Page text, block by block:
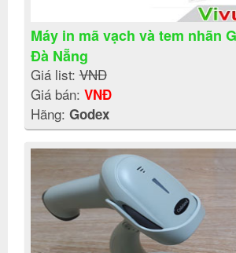
Máy in mã vạch và tem nhãn
Đà Nẵng
Giá list:VNĐ
Giá bán: VNĐ
Hãng: Godex